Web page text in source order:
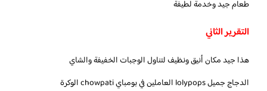
طعام جيد وخدمة لطيفة
التقرير الثاني
هذا جيد مكان أنيق ونظيف لتناول الوجبات الخفيفة والشاي
الدجاج جميل lolypops العاملين في بومباي chowpati الوكرة